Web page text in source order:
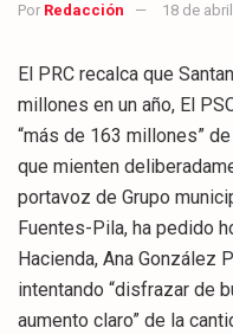
Por Redacción 18 de
El PRC recalca que
millones en un año, El
“más de 163 millones”
que mienten
portavoz de Grupo
Fuentes-Pila, ha pedido
Hacienda, Ana González
intentando “disfrazar de
aumento claro” de la